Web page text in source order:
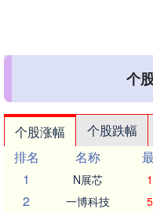
个
个股涨幅 个股跌幅
排名
名称
1
N展芯
2 一博科技